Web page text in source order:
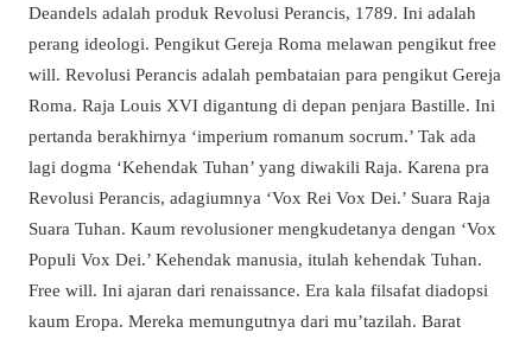
Deandels adalah produk Revolusi Perancis, 1789. Ini adalah
perang ideologi. Pengikut Gereja Roma melawan pengikut free
will. Revolusi Perancis adalah pembataian para pengikut Gereja
Roma. Raja Louis XVI digantung di depan penjara Bastille. Ini
pertanda berakhirnya ‘imperium romanum socrum.’ Tak ada
lagi dogma ‘Kehendak Tuhan’ yang diwakili Raja. Karena pra
Revolusi Perancis, adagiumnya ‘Vox Rei Vox Dei.’ Suara Raja
Suara Tuhan. Kaum revolusioner mengkudetanya dengan ‘Vox
Populi Vox Dei.’ Kehendak manusia, itulah kehendak Tuhan.
Free will. Ini ajaran dari renaissance. Era kala filsafat diadopsi
kaum Eropa. Mereka memungutnya dari mu’tazilah. Barat